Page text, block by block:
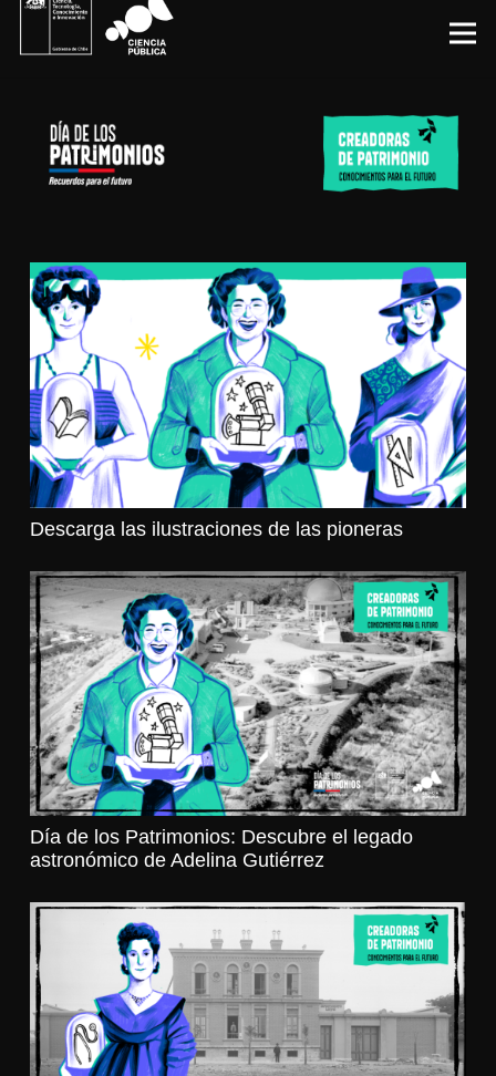
Descarga las ilustraciones de las pioneras
Día de los Patrimonios: Descubre el legado
astronómico de Adelina Gutiérrez